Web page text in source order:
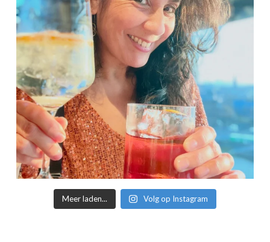
Meer laden... Volg op Instagram